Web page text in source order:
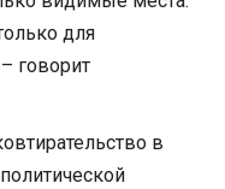
для
говорит
в